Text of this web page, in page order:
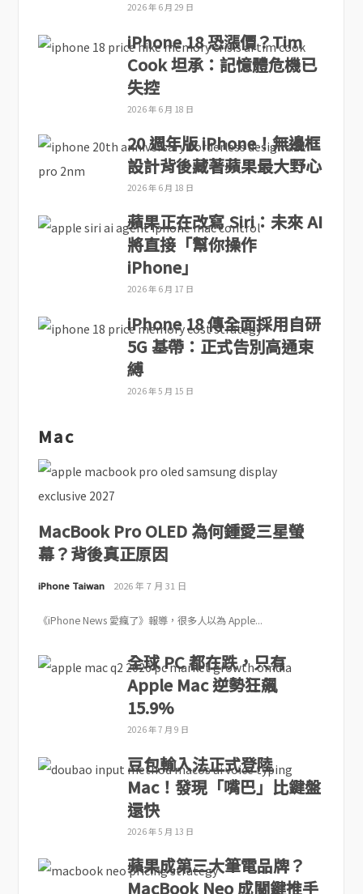
2026 年 6 月 29 日
iPhone 18 恐漲價？Tim
Cook 坦承：記憶體危機已
失控
2026 年 6 月 18 日
20 週年版 iPhone！無邊框
設計背後藏著蘋果最大野心
2026 年 6 月 18 日
蘋果正在改寫 Siri：未來 AI
將直接「幫你操作
iPhone」
2026 年 6 月 17 日
iPhone 18 傳全面採用自研
5G 基帶：正式告別高通束
縛
2026 年 5 月 15 日
Mac
MacBook Pro OLED 為何鍾愛三星螢
幕？背後真正原因
iPhone Taiwan 2026 年 7 月 31 日
《iPhone News 愛瘋了》報導，很多人以為 Apple...
全球 PC 都在跌，只有
Apple Mac 逆勢狂飆
15.9%
2026 年 7 月 9 日
豆包輸入法正式登陸
Mac！發現「嘴巴」比鍵盤
還快
2026 年 5 月 13 日
蘋果成第三大筆電品牌？
MacBook Neo 成關鍵推手